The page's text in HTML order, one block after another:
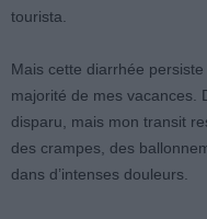
tourista.
Mais cette diarrhée
majorité de mes vacances.
disparu, mais mon transit
des crampes, des
dans d’intenses douleurs.